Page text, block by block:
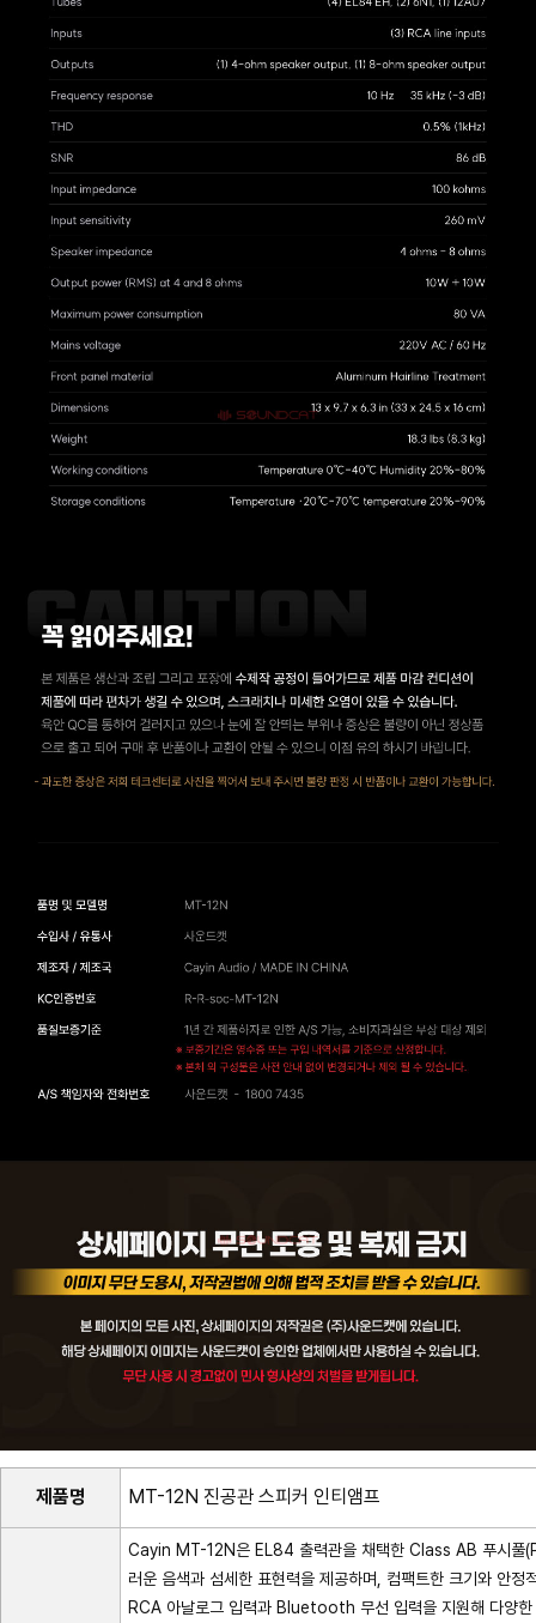
제품명 MT-12N 진공관 스피커 인티앰프
Cayin MT-12N은 EL84 출력관을 채택한 Class AB 푸시풀
러운 음색과 섬세한 표현력을 제공하며, 컴팩트한 크기와 안
RCA 아날로그 입력과 Bluetooth 무선 입력을 지원해 다양한